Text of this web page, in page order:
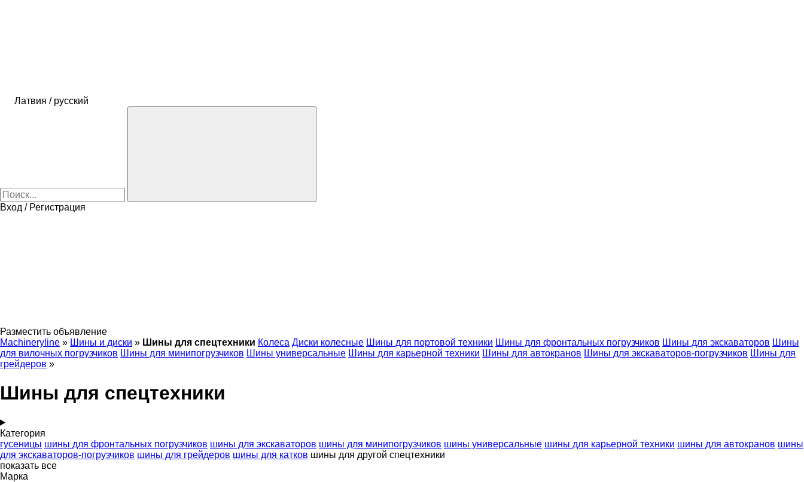
Латвия / русский
Вход / Регистрация
Разместить объявление
Machineryline » Шины и диски » Шины для спецтехники Колеса Диски колесные Шины для портовой техники Шины для фронтальных погрузчиков Шины для экскаваторов Шины
для вилочных погрузчиков Шины для минипогрузчиков Шины универсальные Шины для карьерной техники Шины для автокранов Шины для экскаваторов-погрузчиков Шины для
грейдеров »
Шины для спецтехники
Категория
гусеницы шины для фронтальных погрузчиков шины для экскаваторов шины для минипогрузчиков шины универсальные шины для карьерной техники шины для автокранов шины
для экскаваторов-погрузчиков шины для грейдеров шины для катков шины для другой спецтехники
показать все
Марка